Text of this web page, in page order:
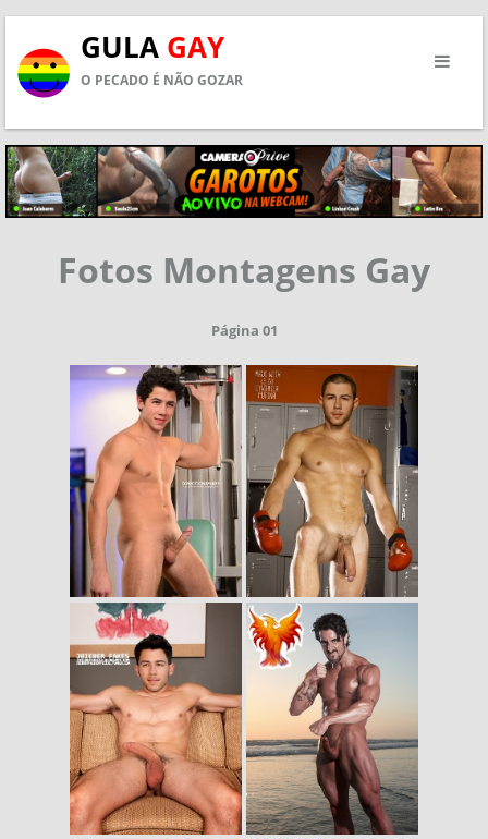
GULA GAY
O PECADO É NÃO GOZAR
Fotos Montagens Gay
Página 01